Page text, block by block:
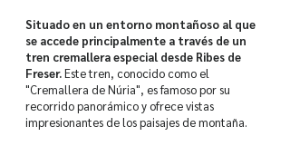
Situado en un entorno montañoso al que
se accede principalmente a través de un
tren cremallera especial desde Ribes de
Freser.Este tren, conocido como el
"Cremallera de Núria", es famoso por su
recorrido panorámico y ofrece vistas
impresionantes de los paisajes de montaña.